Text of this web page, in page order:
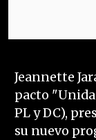
Jeannette
pacto
PL y DC),
su nuevo